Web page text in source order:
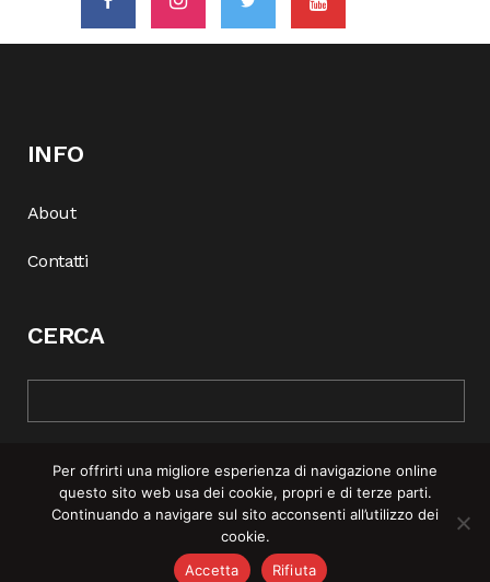
INFO
About
Contatti
CERCA
© COPYRIGHT 2025 | REBEL MAG —
POLICY
Per offrirti una migliore esperienza di navigazione online
questo sito web usa dei cookie, propri e di terze parti.
Continuando a navigare sul sito acconsenti all’utilizzo dei
cookie.
Accetta
Rifiuta